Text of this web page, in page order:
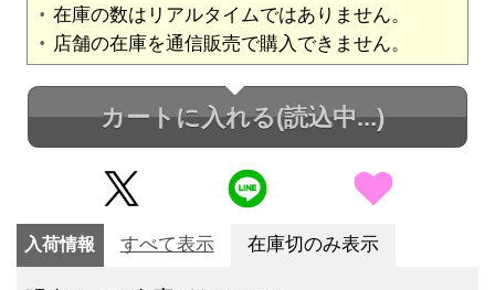
在庫の数はリアルタイムではありません。
店舗の在庫を通信販売で購入できません。
カートに入れる(読込中...)
入荷情報 すべて表示 在庫切のみ表示